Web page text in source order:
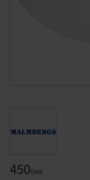
450DKK